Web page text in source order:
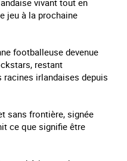
vivant tout en
jeu à la prochaine
footballeuse devenue
restant
irlandaises depuis
sans frontière, signée
ce que signifie être